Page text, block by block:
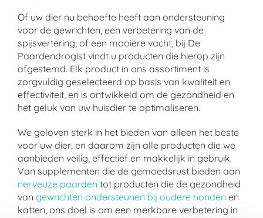
Of uw dier nu behoefte heeft aan ondersteuning
voor de gewrichten, een verbetering van de
spijsvertering, of een mooiere vacht, bij De
Paardendrogist vindt u producten die hierop zijn
afgestemd. Elk product in ons assortiment is
zorgvuldig geselecteerd op basis van kwaliteit en
effectiviteit, en is ontwikkeld om de gezondheid en
het geluk van uw huisdier te optimaliseren.
We geloven sterk in het bieden van alleen het beste
voor uw dier, en daarom zijn alle producten die we
aanbieden veilig, effectief en makkelijk in gebruik.
Van supplementen die de gemoedsrust bieden aan
nerveuze paarden tot producten die de gezondheid
van gewrichten ondersteunen bij oudere honden en
katten, ons doel is om een merkbare verbetering in